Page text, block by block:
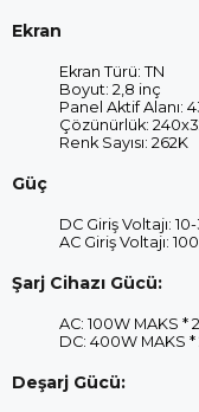
Ekran
Ekran Türü: TN
Boyut: 2,8 inç
Panel Aktif Alanı:
Çözünürlük:
Renk Sayısı: 262K
Güç
DC Giriş Voltajı:
AC Giriş Voltajı:
Şarj Cihazı Gücü:
AC: 100W MAKS * 2
DC: 400W MAKS *
Deşarj Gücü: